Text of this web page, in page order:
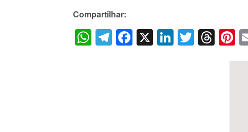
Compartilhar:
WhatsApp
Telegram
Facebook
X LinkedIn
Twitter